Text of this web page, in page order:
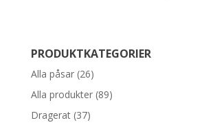
PRODUKTKATEGORIER
Alla påsar (26)
Alla produkter (89)
Dragerat (37)